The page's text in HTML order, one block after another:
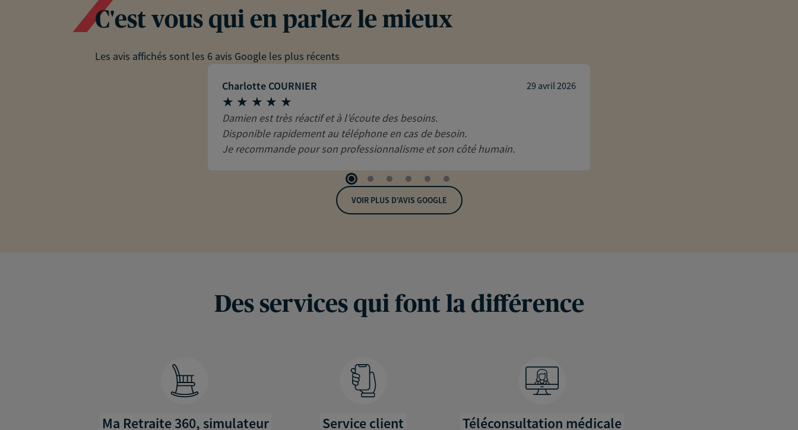
C'est vous qui en parlez le mieux
Les avis affichés sont les 6 avis Google les plus récents
Charlotte COURNIER 29 avril 2026
Damien est très réactif et à l’écoute des besoins.
Disponible rapidement au téléphone en cas de besoin.
Je recommande pour son professionnalisme et son côté humain.
VOIR PLUS D'AVIS GOOGLE
Des services qui font la différence
Ma Retraite 360, simulateur Service client Téléconsultation médicale